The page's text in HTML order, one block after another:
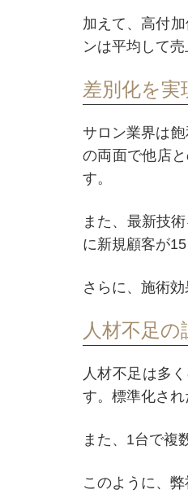
加えて、高付
ンは平均して
差別化を実
サロン業界は
の両面で他店
す。
また、最新技
に新規顧客が
さらに、施術
人材不足
人材不足は多
す。標準化さ
また、1台で複
このように、